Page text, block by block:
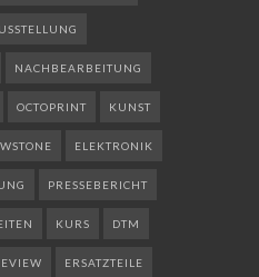
NACHBEARBEITUNG
OCTOPRINT KUNST
ELEKTRONIK
PRESSEBERICHT
KURS DTM
ERSATZTEILE